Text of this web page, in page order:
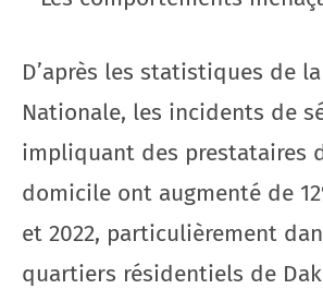
D’après les statistiques de
Nationale, les incidents de
impliquant des prestataires
domicile ont augmenté de
et 2022, particulièrement
quartiers résidentiels de